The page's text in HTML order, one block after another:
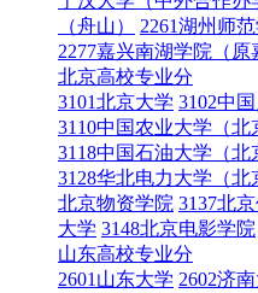
（舟山）
2261湖州师
2277嘉兴南湖学院（原
北京高校专业分
3101北京大学 3102中
3110中国农业大学（北
3118中国石油大学（北
3128华北电力大学（北
北京物资学院 3137北
大学 3148北京电影学院
山东高校专业分
2601山东大学 2602济